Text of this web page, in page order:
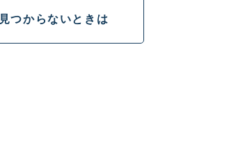
見つからないときは